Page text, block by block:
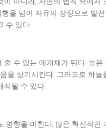
을 넘어 자유의 상징으로 발
수 있다.
수 있는 매개체가 된다. 높
을 상기시킨다. 그러므로 하
석될 수 있다.
영향을 미친다. 많은 혁신적